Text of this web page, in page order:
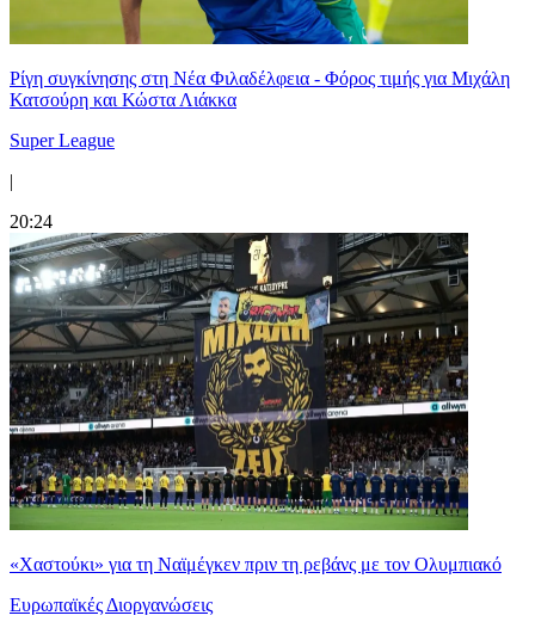
Ρίγη συγκίνησης στη Νέα Φιλαδέλφεια - Φόρος τιμής για Μιχάλη
Κατσούρη και Κώστα Λιάκκα
Super League
|
20:24
«Χαστούκι» για τη Ναϊμέγκεν πριν τη ρεβάνς με τον Ολυμπιακό
Ευρωπαϊκές Διοργανώσεις